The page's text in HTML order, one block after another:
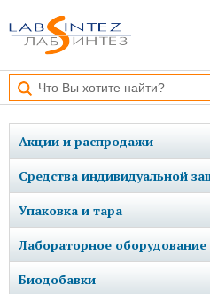
Акции и распродажи
Средства индивидуальной
Упаковка и тара
Лабораторное оборудование
Биодобавки